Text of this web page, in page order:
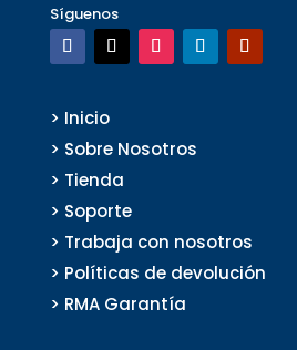
Síguenos
> Inicio
> Sobre Nosotros
> Tienda
> Soporte
> Trabaja con nosotros
> Políticas de devolución
> RMA Garantía